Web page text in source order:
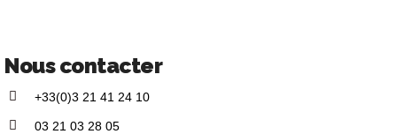
Nous contacter
+33(0)3 21 41 24 10
03 21 03 28 05